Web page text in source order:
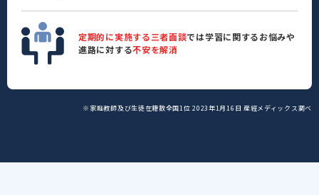
定期的に実施する三者面談では学習に関するお悩みや
進路に対する不安を解消
※家庭教師及び生徒在籍数全国1位 2023年1月16日 産經メディックス調べ